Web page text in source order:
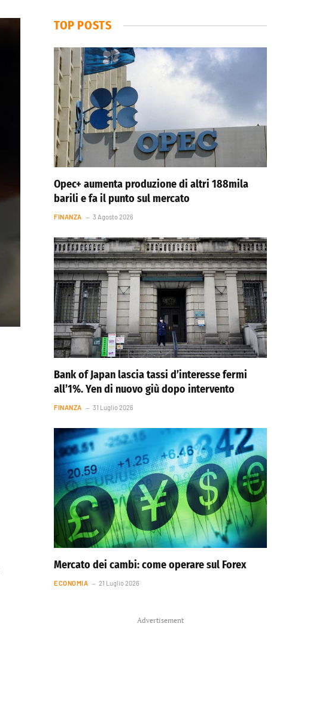
TOP POSTS
Opec+ aumenta produzione di altri 188mila
barili e fa il punto sul mercato
FINANZA 3 Agosto 2026
Bank of Japan lascia tassi d’interesse fermi
all’1%. Yen di nuovo giù dopo intervento
FINANZA 31 Luglio 2026
Mercato dei cambi: come operare sul Forex
ECONOMIA 21 Luglio 2026
Advertisement